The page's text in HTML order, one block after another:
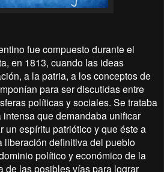
fue compuesto durante el
en 1813, cuando las ideas
a la patria, a los conceptos de
para ser discutidas entre
políticas y sociales. Se trataba
que demandaba unificar
un espíritu patriótico y que éste a
liberación definitiva del pueblo
político y económico de la
de las posibles vías para lograr